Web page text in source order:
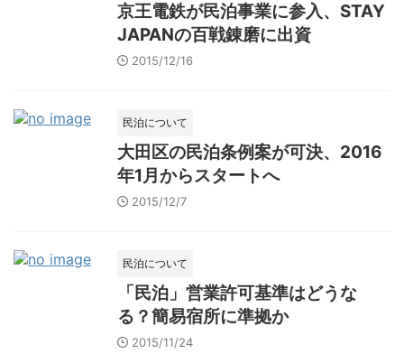
京王電鉄が民泊事業に参入、STAY
JAPANの百戦錬磨に出資
2015/12/16
民泊について
大田区の民泊条例案が可決、2016
年1月からスタートへ
2015/12/7
民泊について
「民泊」営業許可基準はどうな
る？簡易宿所に準拠か
2015/11/24